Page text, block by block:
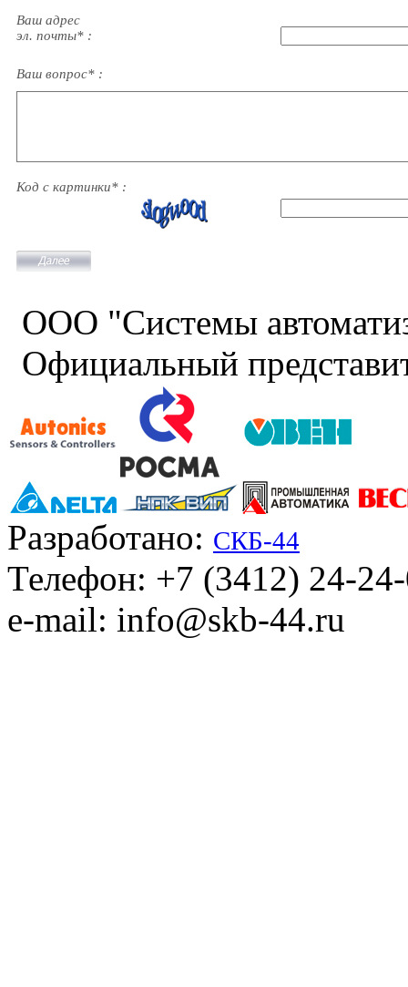
Ваш адрес
эл. почты* :
Ваш вопрос* :
Код с картинки* :
ООО "Системы
Официальный
Разработано: СКБ-44
Телефон: +7 (3412) 24-
e-mail: info@skb-44.ru